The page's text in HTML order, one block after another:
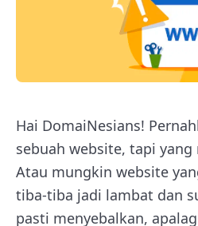
Hai DomaiNesians!
sebuah website, tapi
Atau mungkin website
tiba-tiba jadi lambat dan
pasti menyebalkan,